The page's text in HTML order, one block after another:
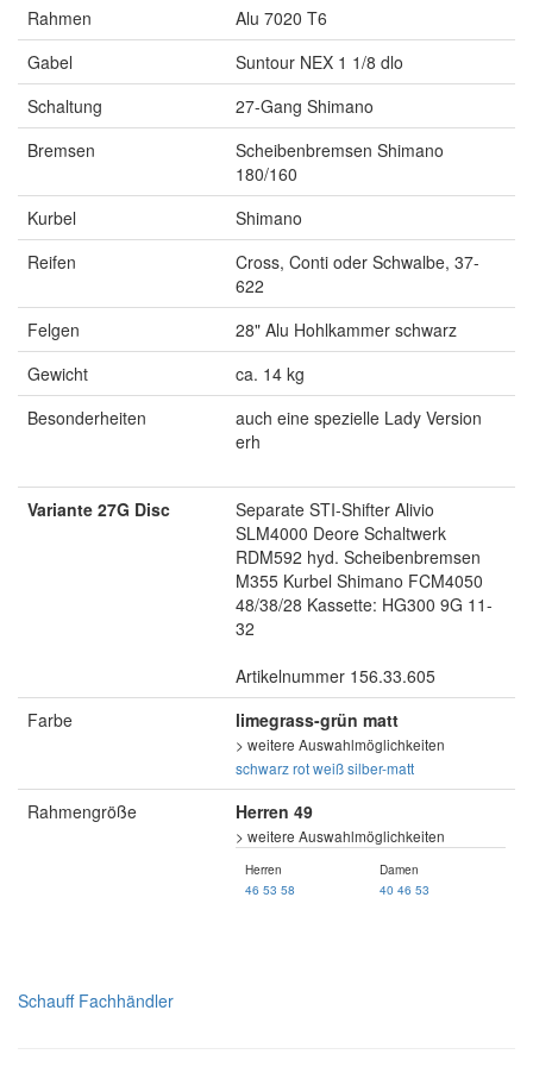
Rahmen
Alu 7020 T6
Gabel
Suntour NEX 1 1/8 dlo
Schaltung
27-Gang Shimano
Bremsen
Scheibenbremsen Shimano
180/160
Kurbel
Shimano
Reifen
Cross, Conti oder Schwalbe, 37-
622
Felgen
28" Alu Hohlkammer schwarz
Gewicht
ca. 14 kg
Besonderheiten
auch eine spezielle Lady Version
erh
Variante 27G Disc
Separate STI-Shifter Alivio
SLM4000 Deore Schaltwerk
RDM592 hyd. Scheibenbremsen
M355 Kurbel Shimano FCM4050
48/38/28 Kassette: HG300 9G 11-
32
Artikelnummer 156.33.605
Farbe
limegrass-grün matt
> weitere Auswahlmöglichkeiten
schwarzrotweißsilber-matt
Rahmengröße Herren 49
> weitere Auswahlmöglichkeiten
Herren
46 53 58
Damen
40 46 53
Schauff Fachhändler